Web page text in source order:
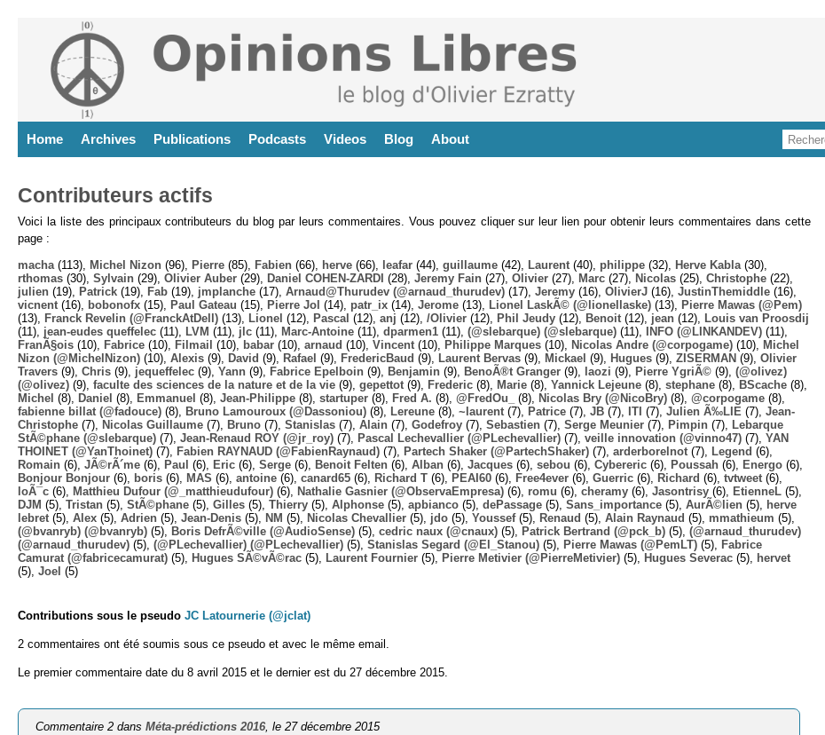
Home Archives Publications Podcasts Videos Blog About
Contributeurs actifs
Voici la liste des principaux contributeurs du blog par leurs commentaires. Vous pouvez cliquer sur leur lien pour obtenir leurs commentaires dans cette
page :
macha (113), Michel Nizon (96), Pierre (85), Fabien (66), herve (66), leafar (44), guillaume (42), Laurent (40), philippe (32), Herve Kabla (30),
rthomas (30), Sylvain (29), Olivier Auber (29), Daniel COHEN-ZARDI (28), Jeremy Fain (27), Olivier (27), Marc (27), Nicolas (25), Christophe (22),
julien (19), Patrick (19), Fab (19), jmplanche (17), Arnaud@Thurudev (@arnaud_thurudev) (17), Jeremy (16), OlivierJ (16), JustinThemiddle (16),
vicnent (16), bobonofx (15), Paul Gateau (15), Pierre Jol (14), patr_ix (14), Jerome (13), Lionel LaskÃ© (@lionellaske) (13),
Pierre Mawas (@Pem)
(13),
Franck Revelin (@FranckAtDell) (13), Lionel (12), Pascal (12), anj (12), /Olivier (12), Phil Jeudy (12), Benoit (12), jean (12),
Louis van Proosdij
(11), jean-eudes queffelec (11), LVM (11), jlc (11), Marc-Antoine (11), dparmen1 (11), (@slebarque) (@slebarque) (11), INFO (@LINKANDEV) (11),
FranÃ§ois (10), Fabrice (10), Filmail (10), babar (10), arnaud (10), Vincent (10), Philippe Marques (10), Nicolas Andre (@corpogame) (10),
Michel
Nizon (@MichelNizon) (10), Alexis (9), David (9), Rafael (9), FredericBaud (9), Laurent Bervas (9), Mickael (9), Hugues (9), ZISERMAN (9), Olivier
Travers (9), Chris (9), jequeffelec (9), Yann (9), Fabrice Epelboin (9), Benjamin (9), BenoÃ®t Granger (9), laozi (9), Pierre YgriÃ© (9), (@olivez)
(@olivez) (9), faculte des sciences de la nature et de la vie (9), gepettot (9), Frederic (8), Marie (8), Yannick Lejeune (8), stephane (8), BScache (8),
Michel (8), Daniel (8), Emmanuel (8), Jean-Philippe (8), startuper (8), Fred A. (8), @FredOu_ (8), Nicolas Bry (@NicoBry) (8), @corpogame (8),
fabienne billat (@fadouce) (8), Bruno Lamouroux (@Dassoniou) (8), Lereune (8), ~laurent (7), Patrice (7), JB (7), ITI (7), Julien Ã‰LIE (7), Jean-
Christophe (7), Nicolas Guillaume (7), Bruno (7), Stanislas (7), Alain (7), Godefroy (7), Sebastien (7), Serge Meunier (7), Pimpin (7),
Lebarque
StÃ©phane (@slebarque) (7), Jean-Renaud ROY (@jr_roy) (7), Pascal Lechevallier (@PLechevallier) (7), veille innovation (@vinno47) (7), YAN
THOINET (@YanThoinet) (7), Fabien RAYNAUD (@FabienRaynaud) (7), Partech Shaker (@PartechShaker) (7), arderborelnot (7), Legend (6),
Romain (6), JÃ©rÃ´me (6), Paul (6), Eric (6), Serge (6), Benoit Felten (6), Alban (6), Jacques (6), sebou (6), Cybereric (6), Poussah (6), Energo (6),
Bonjour Bonjour (6), boris (6), MAS (6), antoine (6), canard65 (6), Richard T (6), PEAI60 (6), Free4ever (6), Guerric (6), Richard (6), tvtweet (6),
loÃ¯c (6), Matthieu Dufour (@_matthieudufour) (6), Nathalie Gasnier (@ObservaEmpresa) (6), romu (6), cheramy (6), Jasontrisy (6), EtienneL (5),
DJM (5), Tristan (5), StÃ©phane (5), Gilles (5), Thierry (5), Alphonse (5), apbianco (5), dePassage (5), Sans_importance (5), AurÃ©lien (5),
herve
lebret (5), Alex (5), Adrien (5), Jean-Denis (5), NM (5), Nicolas Chevallier (5), jdo (5), Youssef(5), Renaud (5), Alain Raynaud (5), mmathieum (5),
(@bvanryb) (@bvanryb) (5), Boris DefrÃ©ville (@AudioSense) (5), cedric naux (@cnaux) (5), Patrick Bertrand (@pck_b) (5), (@arnaud_thurudev)
(@arnaud_thurudev) (5), (@PLechevallier) (@PLechevallier) (5), Stanislas Segard (@El_Stanou) (5), Pierre Mawas (@PemLT) (5),
Fabrice
Camurat (@fabricecamurat) (5), Hugues SÃ©vÃ©rac (5), Laurent Fournier (5), Pierre Metivier (@PierreMetivier) (5), Hugues Severac (5),
hervet
(5), Joel (5)
Contributions sous le pseudo JC Latournerie (@jclat)
2 commentaires ont été soumis sous ce pseudo et avec le même email.
Le premier commentaire date du 8 avril 2015 et le dernier est du 27 décembre 2015.
Commentaire 2 dansMéta-prédictions 2016, le 27 décembre 2015